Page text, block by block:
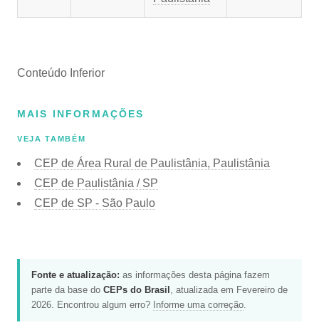
Conteúdo Inferior
MAIS INFORMAÇÕES
VEJA TAMBÉM
CEP de Área Rural de Paulistânia, Paulistânia
CEP de Paulistânia / SP
CEP de SP - São Paulo
Fonte e atualização: as informações desta página fazem
parte da base do CEPs do Brasil , atualizada em Fevereiro de
2026. Encontrou algum erro? Informe uma correção.